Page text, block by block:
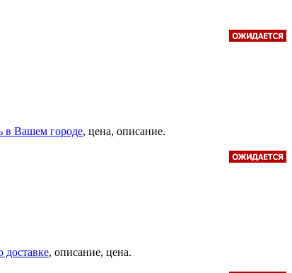
в Вашем городе, цена, описание.
доставке, описание, цена.